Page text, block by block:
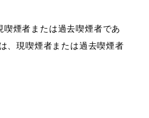
喫煙者または過去喫煙者であ
、現喫煙者または過去喫煙者